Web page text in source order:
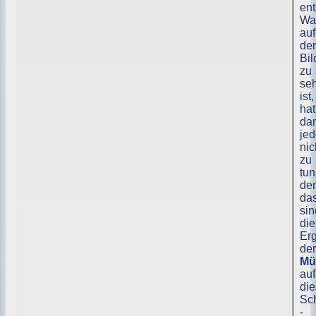
auf
zu
ist,
hat
zu
die
der
auf
-